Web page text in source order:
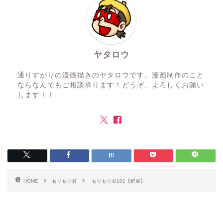
ヤタロウ
通りすがりの漫画描きのヤタロウです。漫画制作のこと
ならなんでもご相談承ります！どうぞ、よろしくお願い
します！！
HOME もりもり君 もりもり君101【解雇】